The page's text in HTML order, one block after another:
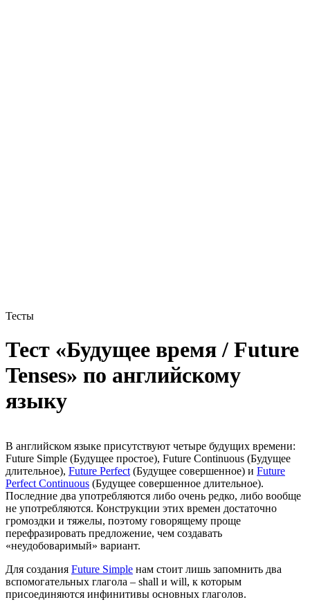
Тесты
Тест «Будущее время / Future
Tenses» по английскому
языку
В английском языке присутствуют четыре будущих времени:
Future Simple (Будущее простое), Future Continuous (Будущее
длительное), Future Perfect (Будущее совершенное) и Future
Perfect Continuous (Будущее совершенное длительное).
Последние два употребляются либо очень редко, либо вообще
не употребляются. Конструкции этих времен достаточно
громоздки и тяжелы, поэтому говорящему проще
перефразировать предложение, чем создавать
«неудобоваримый» вариант.
Для создания Future Simple нам стоит лишь запомнить два
вспомогательных глагола – shall и will, к которым
присоединяются инфинитивы основных глаголов.